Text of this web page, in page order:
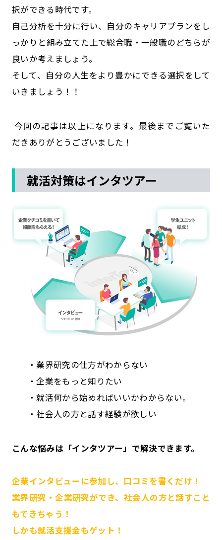
択ができる時代です。
自己分析を十分に行い、自分のキャリアプランをし
っかりと組み立てた上で総合職・一般職のどちらが
良いか考えましょう。
そして、自分の人生をより豊かにできる選択をして
いきましょう！！
今回の記事は以上になります。最後までご覧いた
だきありがとうございました！
就活対策はインタツアー
・業界研究の仕方がわからない
・企業をもっと知りたい
・就活何から始めればいいかわからない。
・社会人の方と話す経験が欲しい
こんな悩みは「インタツアー」で解決できます。
企業インタビューに参加し、口コミを書くだけ！
業界研究・企業研究ができ、社会人の方と話すこと
もできちゃう！
しかも就活支援金もゲット！